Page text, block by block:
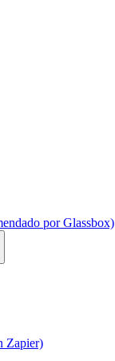
por Glassbox)
Zapier)